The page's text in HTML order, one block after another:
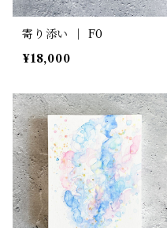
寄り添い ｜ F0
¥18,000